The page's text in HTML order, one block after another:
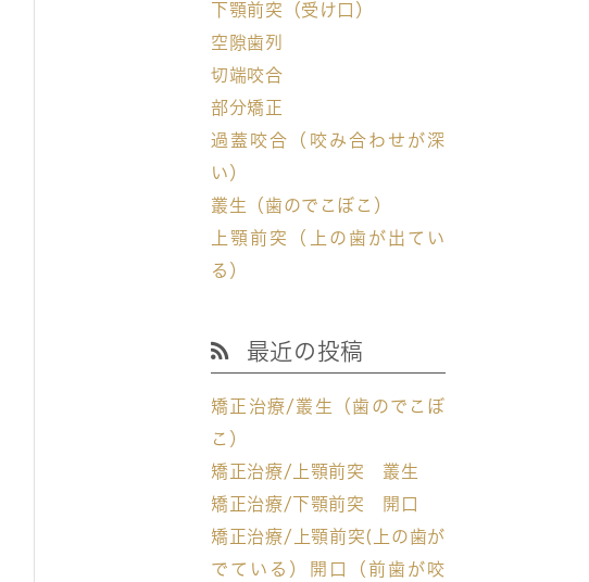
下顎前突（受け口）
空隙歯列
切端咬合
部分矯正
過蓋咬合（咬み合わせが深
い）
叢生（歯のでこぼこ）
上顎前突（上の歯が出てい
る）
最近の投稿
矯正治療/叢生（歯のでこぼ
こ）
矯正治療/上顎前突 叢生
矯正治療/下顎前突 開口
矯正治療/上顎前突(上の歯が
でている）開口（前歯が咬